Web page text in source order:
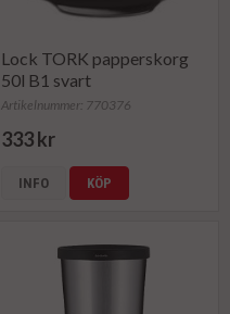
Lock TORK papperskorg
50l B1 svart
Artikelnummer: 770376
333 kr
INFO KÖP